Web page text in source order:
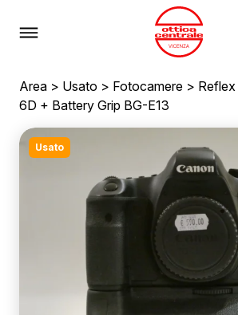
Area > Usato > Fotocamere > Reflex
6D + Battery Grip BG-E13
Usato